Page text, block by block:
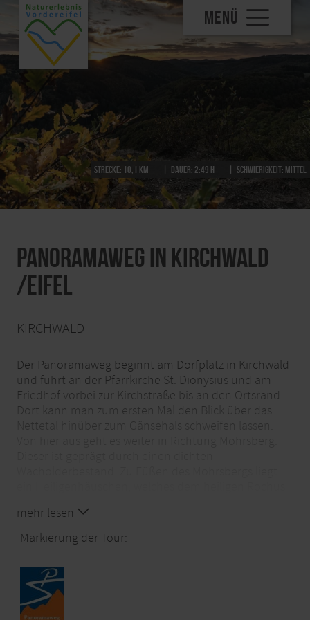
MENÜ
Strecke: 10,1 km Dauer: 2:49 h Schwierigkeit: mittel
Panoramaweg in Kirchwald
/Eifel
KIRCHWALD
Der Panoramaweg beginnt am Dorfplatz in Kirchwald
und führt an der Pfarrkirche St. Dionysius und am
Friedhof vorbei zur Kirchstraße bis an den Ortsrand.
Dort kann man zum ersten Mal den Blick über das
bietet eine willkommene Gelegenheit zur Rast.
Weiter geht es durch tiefgrüne Wälder in Richtung
Nitzblick. Zu diesem gelangt man über einen
Waldpfad hinter der dort gelegenen Grillhütte. Dort
erwartet einen ein majestätischer Panoramablick
über das Tal der Nitz, die sich über Jahrhunderte in
die schroffen Felsen gegraben hat, bis zur Hohen
mehr lesen
Markierung der Tour: